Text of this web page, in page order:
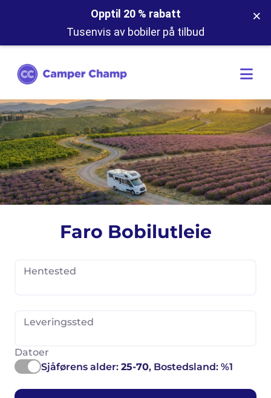
Opptil 20 % rabatt
Tusenvis av bobiler på tilbud
×
Faro Bobilutleie
Hentested
Leveringssted
Datoer
Sjåførens alder: 25-70, Bostedsland: %1